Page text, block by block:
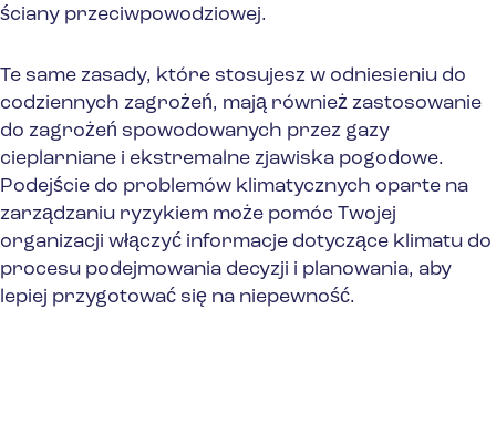
ściany przeciwpowodziowej.
Te same zasady, które stosujesz w odniesieniu do
codziennych zagrożeń, mają również zastosowanie
do zagrożeń spowodowanych przez gazy
cieplarniane i ekstremalne zjawiska pogodowe.
Podejście do problemów klimatycznych oparte na
zarządzaniu ryzykiem może pomóc Twojej
organizacji włączyć informacje dotyczące klimatu do
procesu podejmowania decyzji i planowania, aby
lepiej przygotować się na niepewność.